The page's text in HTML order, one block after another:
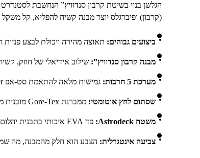
הגלשן בנוי בשיטת קרבון סנדוויץ” הנחשבת
(קרבון) ופיברגלס יוצר מבנה קשיח להפליא, קל משקל
ביצועים גבוהים: תאוצה מהירה ויכולת לבצע פניות
מבנה קרבון סנדוויץ”: שילוב אידיאלי של חוזק,
מערכת 5 חרבות: גמישות מלאה להתאמת סט-אפ
שסתום לחץ אוטומטי: ממברנת Gore-Tex מובנית
משטח Astrodeck
: פד EVA איכותי בתבנית
צביעה אינטגרלית: הצבע הוא חלק מהמבנה, מה